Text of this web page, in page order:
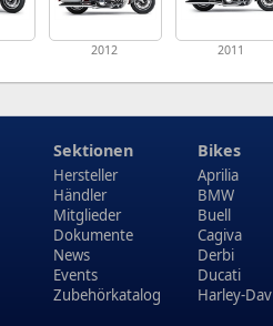
2012 2011
Sektionen
Hersteller
Händler
Mitglieder
Dokumente
News
Events
Zubehörkatalog
Bikes
Aprilia
BMW
Buell
Cagiva
Derbi
Ducati
Harley-